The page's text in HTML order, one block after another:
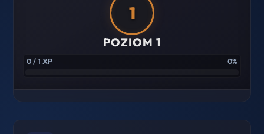
1
POZIOM 1
0 / 1 XP 0%